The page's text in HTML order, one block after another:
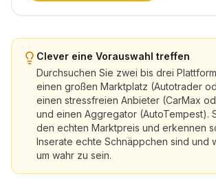
Clever eine Vorauswahl treffen
Durchsuchen Sie zwei bis drei
einen großen Marktplatz (Autotrader
einen stressfreien Anbieter (CarMax
und einen Aggregator (AutoTempest).
den echten Marktpreis und erkennen
Inserate echte Schnäppchen sind und
um wahr zu sein.